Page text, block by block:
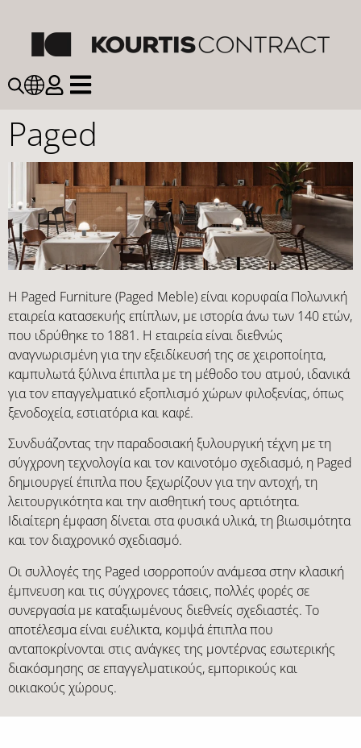
Paged
Η Paged Furniture (Paged Meble) είναι κορυφαία Πολωνική
εταιρεία κατασεκυής επίπλων, με ιστορία άνω των 140 ετών,
που ιδρύθηκε το 1881. Η εταιρεία είναι διεθνώς
αναγνωρισμένη για την εξειδίκευσή της σε χειροποίητα,
καμπυλωτά ξύλινα έπιπλα με τη μέθοδο του ατμού, ιδανικά
για τον επαγγελματικό εξοπλισμό χώρων φιλοξενίας, όπως
ξενοδοχεία, εστιατόρια και καφέ.
Συνδυάζοντας την παραδοσιακή ξυλουργική τέχνη με τη
σύγχρονη τεχνολογία και τον καινοτόμο σχεδιασμό, η Paged
δημιουργεί έπιπλα που ξεχωρίζουν για την αντοχή, τη
λειτουργικότητα και την αισθητική τους αρτιότητα.
Ιδιαίτερη έμφαση δίνεται στα φυσικά υλικά, τη βιωσιμότητα
και τον διαχρονικό σχεδιασμό.
Οι συλλογές της Paged ισορροπούν ανάμεσα στην κλασική
έμπνευση και τις σύγχρονες τάσεις, πολλές φορές σε
συνεργασία με καταξιωμένους διεθνείς σχεδιαστές. Το
αποτέλεσμα είναι ευέλικτα, κομψά έπιπλα που
ανταποκρίνονται στις ανάγκες της μοντέρνας εσωτερικής
διακόσμησης σε επαγγελματικούς, εμπορικούς και
οικιακούς χώρους.